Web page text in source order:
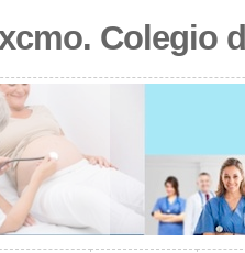
Colegio